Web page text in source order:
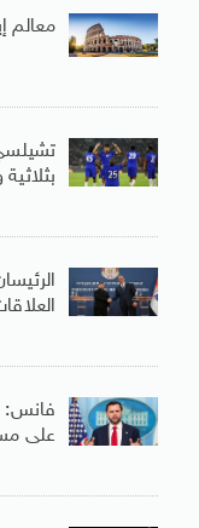
معالم
بثلاثية
فانس:
على